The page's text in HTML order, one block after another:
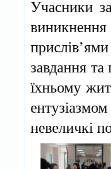
Учасники
завдання
їхньому
невеличкі